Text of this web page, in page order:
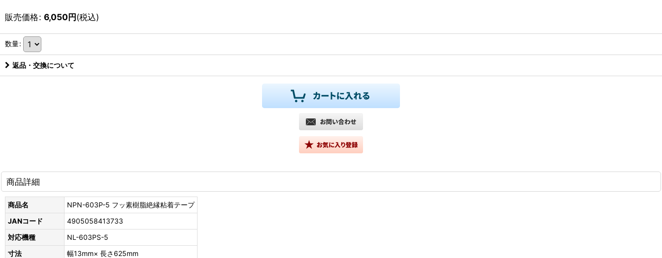
販売価格: 6,050円(税込)
数量:
返品・交換について
商品詳細
商品名
NPN-603P-5 フッ素樹脂絶縁粘着テープ
JANコード
4905058413733
対応機種
NL-603PS-5
寸法
幅13mm× 長さ625mm